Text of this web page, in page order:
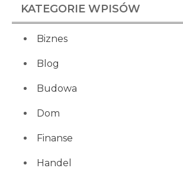
KATEGORIE WPISÓW
Biznes
Blog
Budowa
Dom
Finanse
Handel